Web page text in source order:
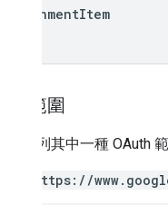
enrichmentItem
授權範圍
需要下列其中一種 OAuth
https://